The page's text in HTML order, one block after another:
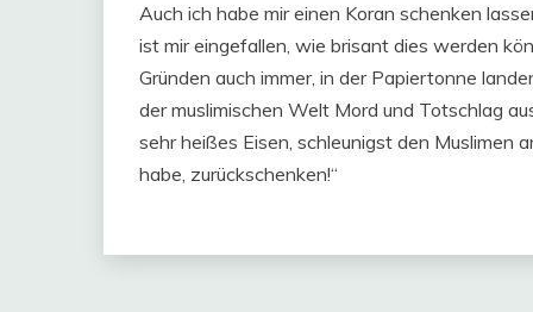
Auch ich habe mir einen Koran schenken
ist mir eingefallen, wie brisant dies werden
Gründen auch immer, in der Papiertonne
der muslimischen Welt Mord und Totschlag
sehr heißes Eisen, schleunigst den Muslimen
habe, zurückschenken!“